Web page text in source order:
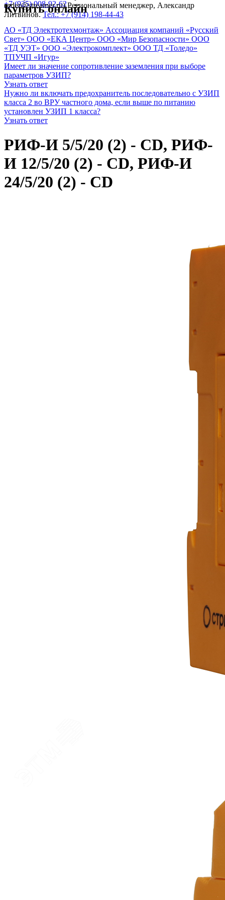
+7 (925) 008-92-62
order@streamer.ru) Региональный менеджер, Александр
Литвинов.Тел.: +7 (914) 198-44-43
Купить онлайн
АО «ТД Электротехмонтаж» Ассоциация компаний «Русский
Свет» ООО «ЕКА Центр» ООО «Мир Безопасности» ООО
«ТД УЭТ» ООО «Электрокомплект» ООО ТД «Толедо»
ТПУЧП «Игур»
Имеет ли значение сопротивление заземления при выборе
параметров УЗИП?
Узнать ответ
Нужно ли включать предохранитель последовательно с УЗИП
класса 2 во ВРУ частного дома, если выше по питанию
установлен УЗИП 1 класса?
Узнать ответ
РИФ-И 5/5/20 (2) - CD, РИФ-
И 12/5/20 (2) - CD, РИФ-И
24/5/20 (2) - CD